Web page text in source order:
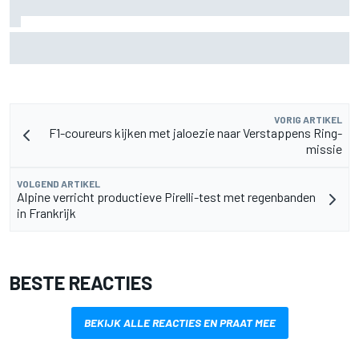
VORIG ARTIKEL
F1-coureurs kijken met jaloezie naar Verstappens Ring-
missie
VOLGEND ARTIKEL
Alpine verricht productieve Pirelli-test met regenbanden
in Frankrijk
BESTE REACTIES
BEKIJK ALLE REACTIES EN PRAAT MEE